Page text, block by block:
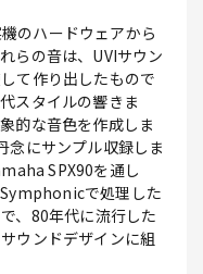
のハードウェアから
らの音は、UVIサウン
て作り出したもので
スタイルの響きま
的な音色を作成しま
念にサンプル収録しま
SPX90を通し
で処理した
、80年代に流行した
ウンドデザインに組